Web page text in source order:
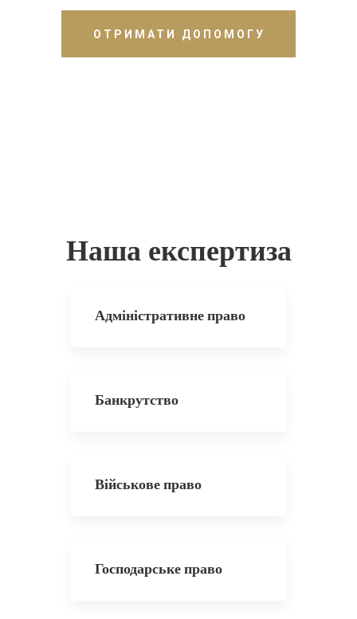
ОТРИМАТИ ДОПОМОГУ
Наша експертиза
Адміністративне право
Банкрутство
Військове право
Господарське право